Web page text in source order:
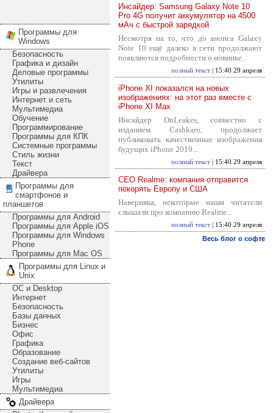
Программы для
Windows
Безопасность
Графика и дизайн
Деловые программы
Утилиты
Игры и развлечения
Интернет и сеть
Мультимедиа
Обучение
Программирование
Программы для КПК
Системные программы
Стиль жизни
Текст
Драйвера
Программы для
смартфонов и
планшетов
Программы для Android
Программы для Apple iOS
Программы для Windows
Phone
Программы для Mac OS
Программы для Linux и
Unix
ОС и Desktop
Интернет
Безопасность
Базы данных
Бизнес
Офис
Графика
Образование
Создание веб-сайтов
Утилиты
Игры
Мультимедиа
Драйвера
Инсайдер: Samsung Galaxy Note 10
Pro 4G получит аккумулятор на 4500
мАч с быстрой зарядкой
Несмотря на то, что до анонса Galaxy
Note 10 ещё далеко в сети продолжают
появляются подробности о новинке...
полный текст | 15:40 29 апреля
iPhone XI показался на новых
изображениях: на этот раз вместе с
iPhone XI Max
Инсайдер OnLeakes, совместно с
изданием Cashkaro, продолжает
публиковать качественные изображения
будущих iPhone 2019...
полный текст | 15:40 29 апреля
CEO Realme: компания отправится
покорять Европу и США
Наверняка, некоторые наши читатели
слышали про компанию Realme...
полный текст | 15:40 29 апреля
Весь блог о софте